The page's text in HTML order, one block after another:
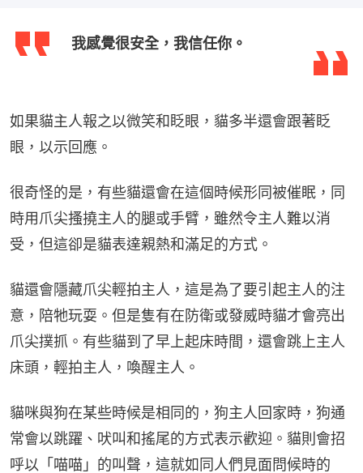
我感覺很安全，我信任你。
如果貓主人報之以微笑和眨眼，貓多半還會跟著眨
眼，以示回應。
很奇怪的是，有些貓還會在這個時候形同被催眠，同
時用爪尖搔撓主人的腿或手臂，雖然令主人難以消
受，但這卻是貓表達親熱和滿足的方式。
貓還會隱藏爪尖輕拍主人，這是為了要引起主人的注
意，陪牠玩耍。但是隻有在防衛或發威時貓才會亮出
爪尖撲抓。有些貓到了早上起床時間，還會跳上主人
床頭，輕拍主人，喚醒主人。
貓咪與狗在某些時候是相同的，狗主人回家時，狗通
常會以跳躍、吠叫和搖尾的方式表示歡迎。貓則會招
呼以「喵喵」的叫聲，這就如同人們見面問候時的